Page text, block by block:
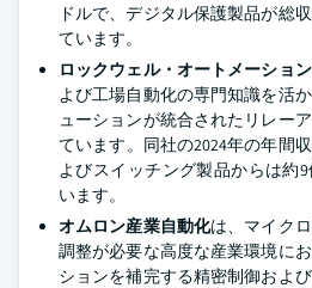
ドルで、デジタル保護製品が総
ています。
ロックウェル・オートメーション
よび工場自動化の専門知識を活
ューションが統合されたリレー
ています。同社の2024年の年間
よびスイッチング製品からは約
います。
オムロン産業自動化は、マイク
調整が必要な高度な産業環境に
ションを補完する精密制御およ